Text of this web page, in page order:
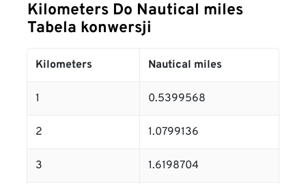
Kilometers Do Nautical miles
Tabela konwersji
Kilometers Nautical miles
1 0.5399568
2 1.0799136
3 1.6198704